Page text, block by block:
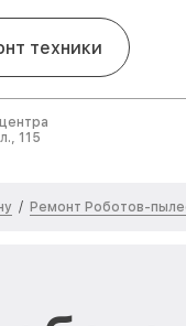
техники
115
/ Ремонт Роботов-